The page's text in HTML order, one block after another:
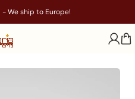
We ship to Europe!